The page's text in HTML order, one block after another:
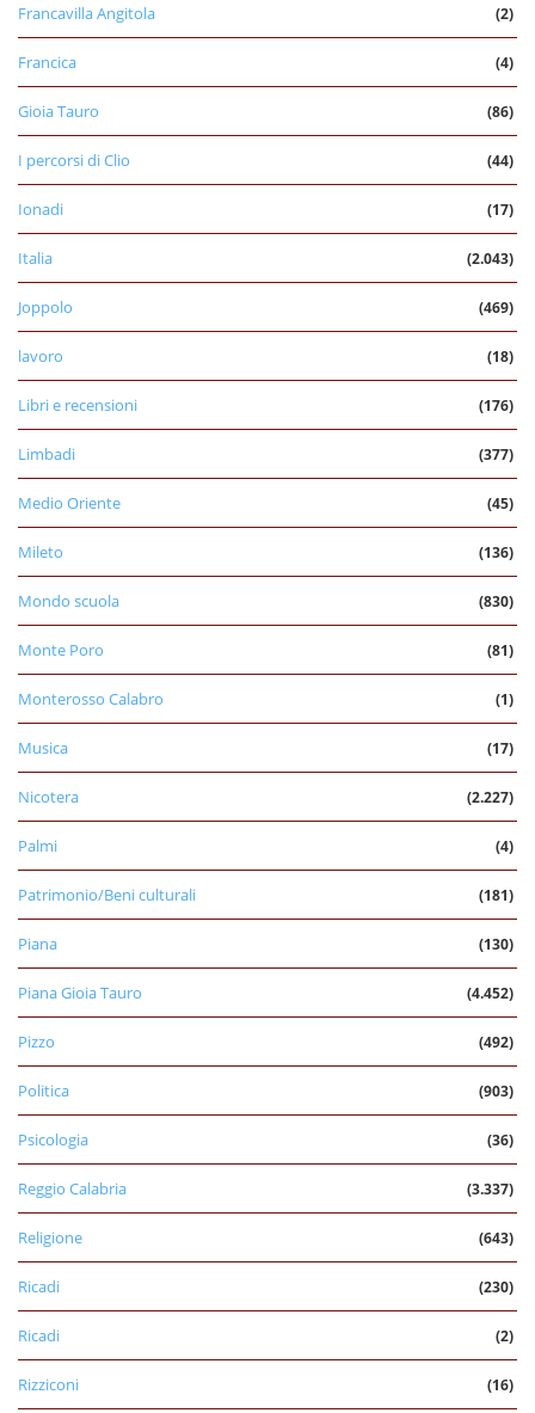
Francavilla Angitola (2)
Francica (4)
Gioia Tauro (86)
I percorsi di Clio (44)
Ionadi (17)
Italia (2.043)
Joppolo (469)
lavoro (18)
Libri e recensioni (176)
Limbadi (377)
Medio Oriente (45)
Mileto (136)
Mondo scuola (830)
Monte Poro (81)
Monterosso Calabro (1)
Musica (17)
Nicotera (2.227)
Palmi (4)
Patrimonio/Beni culturali (181)
Piana (130)
Piana Gioia Tauro (4.452)
Pizzo (492)
Politica (903)
Psicologia (36)
Reggio Calabria (3.337)
Religione (643)
Ricadi (230)
Ricadi (2)
Rizziconi (16)